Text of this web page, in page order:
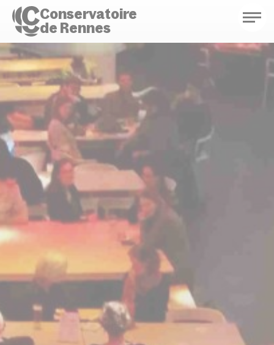
Conservatoire
de Rennes
Conservatoire de Rennes
Enseignements
Saison culturelle
Actions d'éducation
Bibliothèque musicale
Infos pratiques
CANDIDATURES
BILLETTERIE